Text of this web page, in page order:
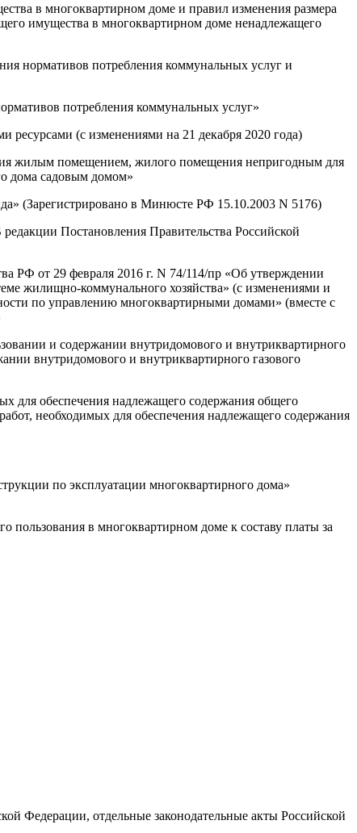
в многоквартирном доме и правил изменения размера
имущества в многоквартирном доме ненадлежащего
нормативов потребления коммунальных услуг и
потребления коммунальных услуг»
(с изменениями на 21 декабря 2020 года)
жилым помещением, жилого помещения непригодным для
дома садовым домом»
(Зарегистрировано в Минюсте РФ 15.10.2003 N 5176)
Постановления Правительства Российской
РФ от 29 февраля 2016 г. N 74/114/пр «Об утверждении
жилищно-коммунального хозяйства» (с изменениями и
по управлению многоквартирными домами» (вместе с
и содержании внутридомового и внутриквартирного
внутридомового и внутриквартирного газового
для обеспечения надлежащего содержания общего
необходимых для обеспечения надлежащего содержания
по эксплуатации многоквартирного дома»
в многоквартирном доме к составу платы за
Федерации, отдельные законодательные акты Российской